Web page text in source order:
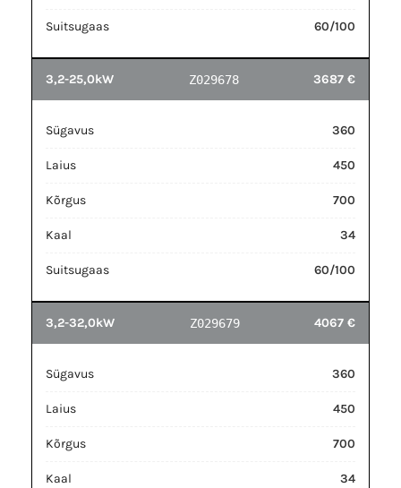
Suitsugaas 60/100
3,2-25,0kW Z029678 3687 €
Sügavus 360
Laius 450
Kõrgus 700
Kaal 34
Suitsugaas 60/100
3,2-32,0kW Z029679 4067 €
Sügavus 360
Laius 450
Kõrgus 700
Kaal 34